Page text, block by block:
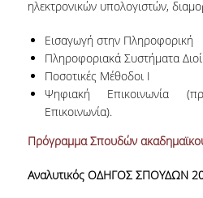
ΑΝΑΚΟΙΝΩΣΕΙΣ
ΕΠΙΚΑΙΡΑ
ηλεκτρονικών υπολογιστών,
Εισαγωγή στην Πληροφορική
Πληροφοριακά Συστήματα
Ποσοτικές Μέθοδοι Ι
Ψηφιακή Επικοινωνία
Επικοινωνία).
Πρόγραμμα Σπουδών
Αναλυτικός ΟΔΗΓΟΣ ΣΠΟΥΔΩΝ